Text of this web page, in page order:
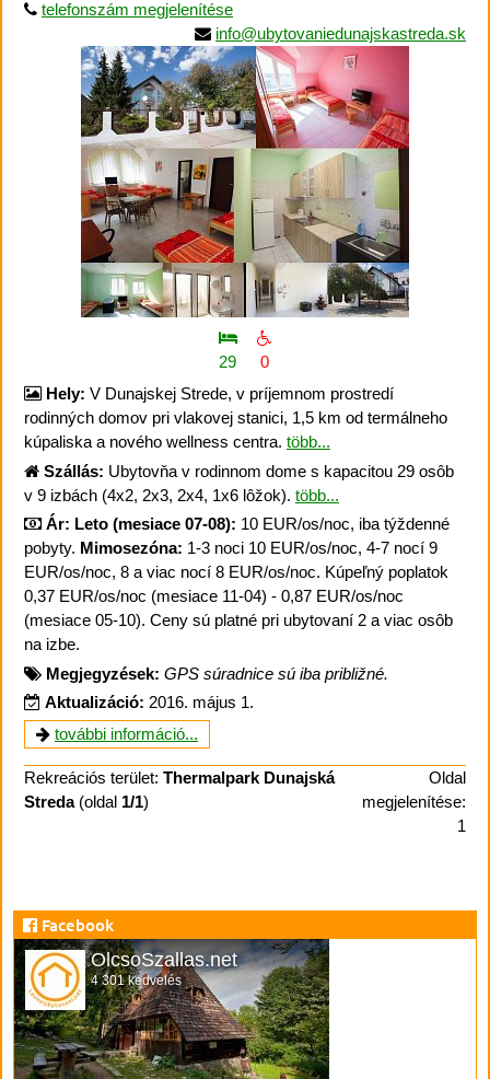
telefonszám megjelenítése
info@ubytovaniedunajskastreda.sk
29
0
Hely: V Dunajskej Strede, v príjemnom prostredí
rodinných domov pri vlakovej stanici, 1,5 km od termálneho
kúpaliska a nového wellness centra. több...
Szállás: Ubytovňa v rodinnom dome s kapacitou 29 osôb
v 9 izbách (4x2, 2x3, 2x4, 1x6 lôžok). több...
Ár: Leto (mesiace 07-08): 10 EUR/os/noc, iba týždenné
pobyty. Mimosezóna: 1-3 noci 10 EUR/os/noc, 4-7 nocí 9
EUR/os/noc, 8 a viac nocí 8 EUR/os/noc. Kúpeľný poplatok
0,37 EUR/os/noc (mesiace 11-04) - 0,87 EUR/os/noc
(mesiace 05-10). Ceny sú platné pri ubytovaní 2 a viac osôb
na izbe.
Megjegyzések: GPS súradnice sú iba približné.
Aktualizáció: 2016. május 1.
további információ...
Rekreációs terület: Thermalpark Dunajská
Streda(oldal 1/1)
Oldal
megjelenítése:
1
Facebook
OlcsoSzallas.net
4 301 kedvelés